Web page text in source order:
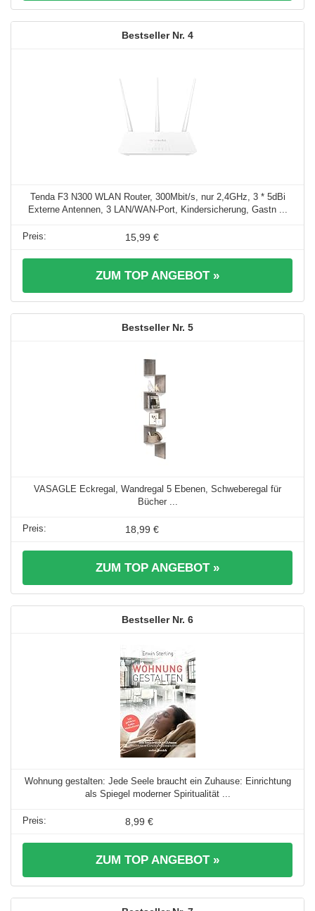
4
Tenda F3 N300 WLAN Router, 300Mbit/s, nur 2,4GHz, 3 * 5dBi
Externe Antennen, 3 LAN/WAN-Port, Kindersicherung, Gastn ...
15,99 €
ZUM TOP ANGEBOT »
5
VASAGLE Eckregal, Wandregal 5 Ebenen, Schweberegal für
Bücher ...
18,99 €
ZUM TOP ANGEBOT »
6
Wohnung gestalten: Jede Seele braucht ein Zuhause: Einrichtung
als Spiegel moderner Spiritualität ...
8,99 €
ZUM TOP ANGEBOT »